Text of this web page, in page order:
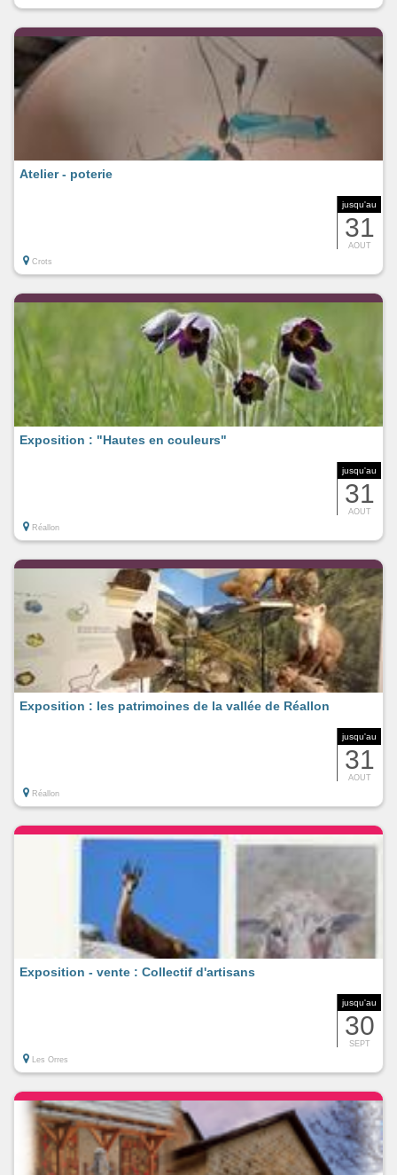
jusqu'au
31
AOUT
Atelier - poterie
Crots
jusqu'au
31
AOUT
Exposition : "Hautes en couleurs"
Réallon
jusqu'au
31
AOUT
Exposition : les patrimoines de la vallée de Réallon
Réallon
jusqu'au
30
SEPT
Exposition - vente : Collectif d'artisans
Les Orres